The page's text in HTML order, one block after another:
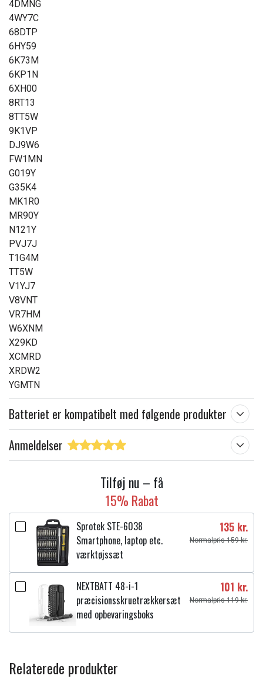
4DMNG
4WY7C
68DTP
6HY59
6K73M
6KP1N
6XH00
8RT13
8TT5W
9K1VP
DJ9W6
FW1MN
G019Y
G35K4
MK1R0
MR90Y
N121Y
PVJ7J
T1G4M
TT5W
V1YJ7
V8VNT
VR7HM
W6XNM
X29KD
XCMRD
XRDW2
YGMTN
Batteriet er kompatibelt med følgende produkter
Anmeldelser
Tilføj nu – få
15% Rabat
Sprotek STE-6038
Smartphone, laptop etc.
værktøjssæt
135 kr.
Normalpris 159 kr.
NEXTBATT 48-i-1
præcisionsskruetrækkersæt
med opbevaringsboks
101 kr.
Normalpris 119 kr.
Relaterede produkter